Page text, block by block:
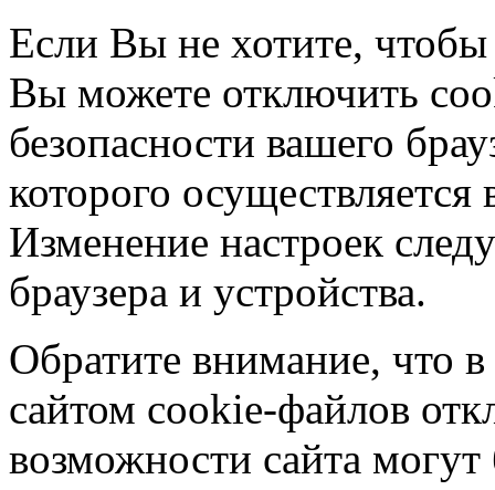
Если Вы не хотите,
Вы можете отключить
безопасности вашего
которого
Изменение настроек
браузера и устройства.
Обратите внимание, что в
сайтом cookie-файлов
возможности сайта